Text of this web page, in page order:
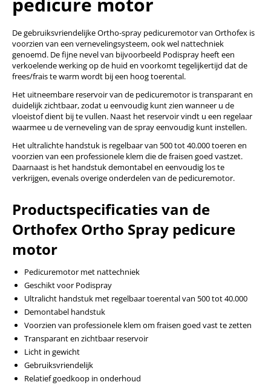
De gebruiksvriendelijke Ortho-spray pedicuremotor van Orthofex is
voorzien van een vernevelingsysteem, ook wel nattechniek
genoemd. De fijne nevel van bijvoorbeeld Podispray heeft een
verkoelende werking op de huid en voorkomt tegelijkertijd dat de
frees/frais te warm wordt bij een hoog toerental.
Het uitneembare reservoir van de pedicuremotor is transparant en
duidelijk zichtbaar, zodat u eenvoudig kunt zien wanneer u de
vloeistof dient bij te vullen. Naast het reservoir vindt u een regelaar
waarmee u de verneveling van de spray eenvoudig kunt instellen.
Het ultralichte handstuk is regelbaar van 500 tot 40.000 toeren en
voorzien van een professionele klem die de fraisen goed vastzet.
Daarnaast is het handstuk demontabel en eenvoudig los te
verkrijgen, evenals overige onderdelen van de pedicuremotor.
Productspecificaties van de
Orthofex Ortho Spray pedicure
motor
Pedicuremotor met nattechniek
Geschikt voor Podispray
Ultralicht handstuk met regelbaar toerental van 500 tot 40.000
Demontabel handstuk
Voorzien van professionele klem om fraisen goed vast te zetten
Transparant en zichtbaar reservoir
Licht in gewicht
Gebruiksvriendelijk
Relatief goedkoop in onderhoud